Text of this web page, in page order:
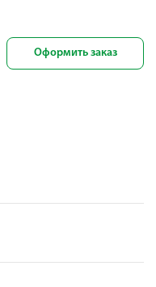
Оформить заказ